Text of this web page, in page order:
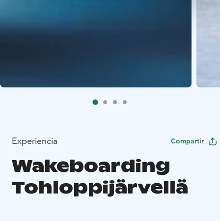
Experiencia Compartir
Wakeboarding
Tohloppijärvellä